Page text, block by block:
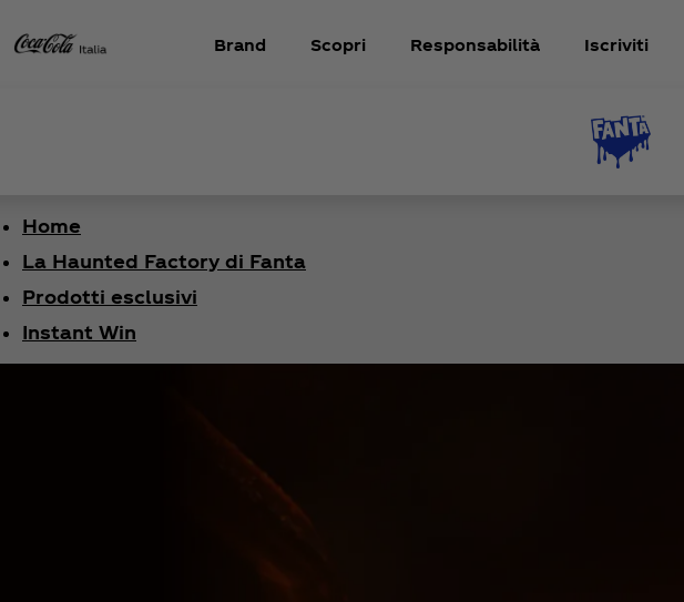
Brand Scopri Responsabilità Iscriviti
Home
La Haunted Factory di Fanta
Prodotti esclusivi
Instant Win